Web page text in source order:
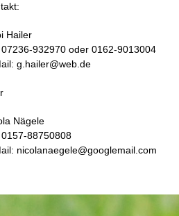
Hailer
07236-932970 oder 0162-9013004
ail: g.hailer@web.de
Nägele
0157-88750808
nicolanaegele@googlemail.com